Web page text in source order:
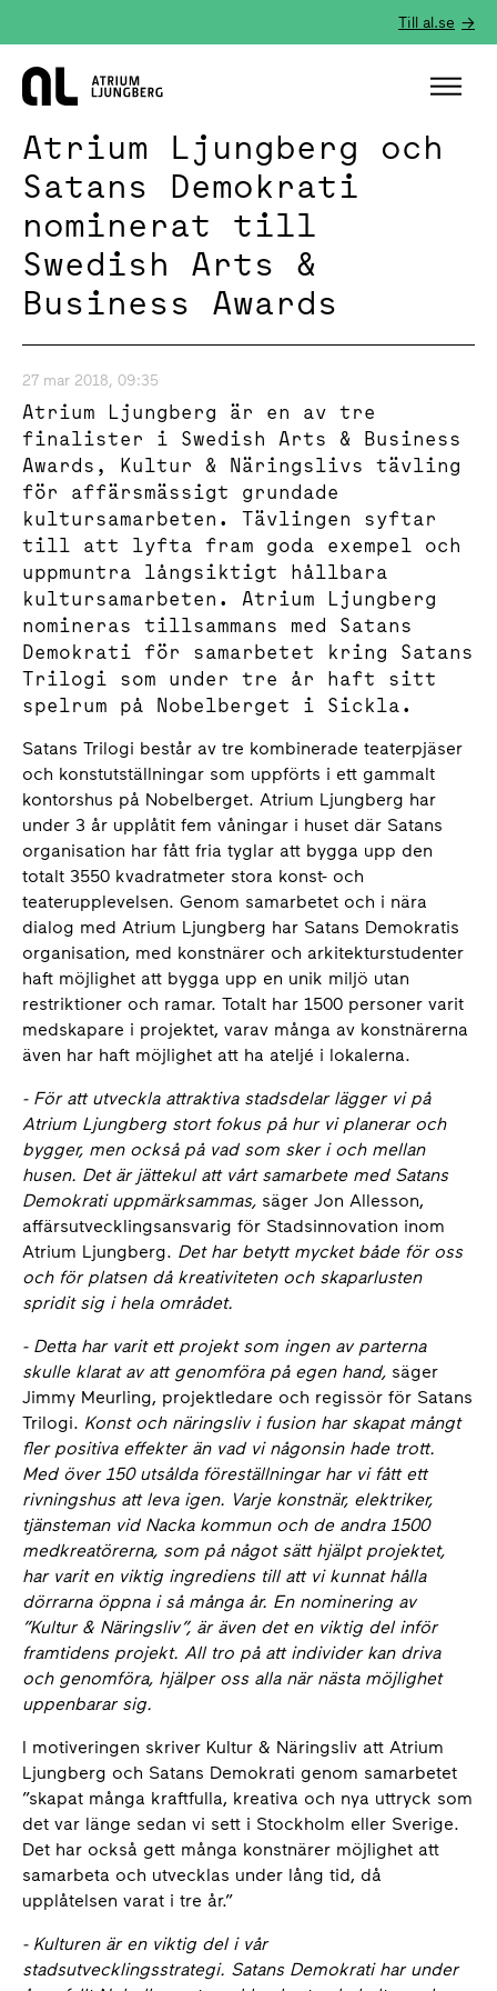
Till al.se
Hem
Atrium Ljungberg och
Satans Demokrati
nominerat till
Swedish Arts &
Business Awards
27 mar 2018, 09:35
Atrium Ljungberg är en av tre
finalister i Swedish Arts & Business
Awards, Kultur & Näringslivs tävling
för affärsmässigt grundade
kultursamarbeten. Tävlingen syftar
till att lyfta fram goda exempel och
uppmuntra långsiktigt hållbara
kultursamarbeten. Atrium Ljungberg
nomineras tillsammans med Satans
Demokrati för samarbetet kring Satans
Trilogi som under tre år haft sitt
spelrum på Nobelberget i Sickla.
Satans Trilogi består av tre kombinerade teaterpjäser
och konstutställningar som uppförts i ett gammalt
kontorshus på Nobelberget. Atrium Ljungberg har
under 3 år upplåtit fem våningar i huset där Satans
organisation har fått fria tyglar att bygga upp den
totalt 3550 kvadratmeter stora konst- och
teaterupplevelsen. Genom samarbetet och i nära
dialog med Atrium Ljungberg har Satans Demokratis
organisation, med konstnärer och arkitekturstudenter
haft möjlighet att bygga upp en unik miljö utan
restriktioner och ramar. Totalt har 1500 personer varit
medskapare i projektet, varav många av konstnärerna
även har haft möjlighet att ha ateljé i lokalerna.
- För att utveckla attraktiva stadsdelar lägger vi på
Atrium Ljungberg stort fokus på hur vi planerar och
bygger, men också på vad som sker i och mellan
husen. Det är jättekul att vårt samarbete med Satans
Demokrati uppmärksammas, säger Jon Allesson,
affärsutvecklingsansvarig för Stadsinnovation inom
Atrium Ljungberg. Det har betytt mycket både för oss
och för platsen då kreativiteten och skaparlusten
spridit sig i hela området.
- Detta har varit ett projekt som ingen av parterna
skulle klarat av att genomföra på egen hand, säger
Jimmy Meurling, projektledare och regissör för Satans
Trilogi. Konst och näringsliv i fusion har skapat mångt
fler positiva effekter än vad vi någonsin hade trott.
Med över 150 utsålda föreställningar har vi fått ett
rivningshus att leva igen. Varje konstnär, elektriker,
tjänsteman vid Nacka kommun och de andra 1500
medkreatörerna, som på något sätt hjälpt projektet,
har varit en viktig ingrediens till att vi kunnat hålla
dörrarna öppna i så många år. En nominering av
”Kultur & Näringsliv”, är även det en viktig del inför
framtidens projekt. All tro på att individer kan driva
och genomföra, hjälper oss alla när nästa möjlighet
uppenbarar sig.
I motiveringen skriver Kultur & Näringsliv att Atrium
Ljungberg och Satans Demokrati genom samarbetet
”skapat många kraftfulla, kreativa och nya uttryck som
det var länge sedan vi sett i Stockholm eller Sverige.
Det har också gett många konstnärer möjlighet att
samarbeta och utvecklas under lång tid, då
upplåtelsen varat i tre år.”
- Kulturen är en viktig del i vår
stadsutvecklingsstrategi. Satans Demokrati har under